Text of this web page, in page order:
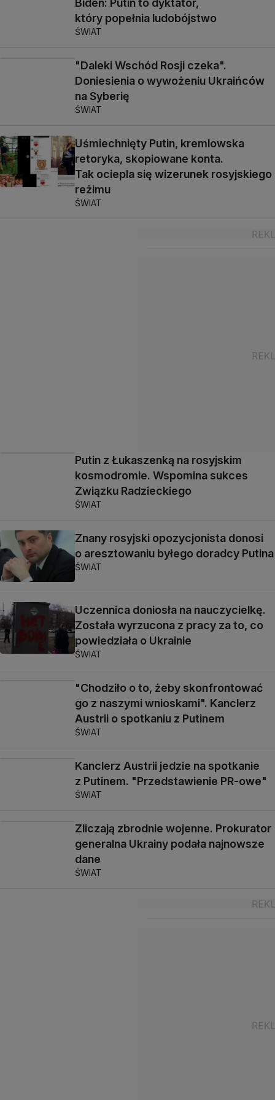
który popełnia ludobójstwo
ŚWIAT
"Daleki Wschód Rosji czeka".
Doniesienia o wywożeniu Ukraińców
na Syberię
ŚWIAT
Uśmiechnięty Putin, kremlowska
retoryka, skopiowane konta.
Tak ociepla się wizerunek rosyjskiego
reżimu
ŚWIAT
Putin z Łukaszenką na rosyjskim
kosmodromie. Wspomina sukces
Związku Radzieckiego
ŚWIAT
Znany rosyjski opozycjonista donosi
o aresztowaniu byłego doradcy Putina
ŚWIAT
Uczennica doniosła na nauczycielkę.
Została wyrzucona z pracy za to, co
powiedziała o Ukrainie
ŚWIAT
"Chodziło o to, żeby skonfrontować
go z naszymi wnioskami". Kanclerz
Austrii o spotkaniu z Putinem
ŚWIAT
Kanclerz Austrii jedzie na spotkanie
z Putinem. "Przedstawienie PR-owe"
ŚWIAT
Zliczają zbrodnie wojenne. Prokurator
generalna Ukrainy podała najnowsze
dane
ŚWIAT